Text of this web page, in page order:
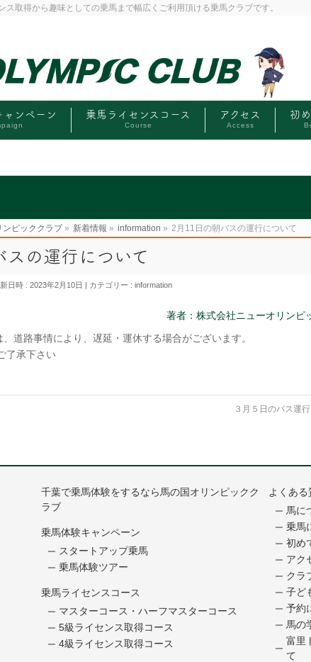
ス取得から趣味としての乗馬まで幅広くご利用頂ける乗馬クラブです。
ャンペーン 乗馬ライセンスコース
Course
アクセス
Access
初
ンピッククラブ » 新着情報 » information » 2月11日の朝バスの運行について
の運行について
日時 : 2023年2月10日 カテゴリー : information
著者：株式会社ニューオリンピ
道路事情により、遅延・運休する場合がございます。
了承下さい
３月５日のバス運
千葉で乗馬体験をするなら馬の国オリンピックク
ラブ
乗馬体験キャンペーン
スタートアップ乗馬
乗馬体験ツアー
乗馬ライセンスコース
マスターコース・ハーフマスターコース
5級ライセンス取得コース
4級ライセンス取得コース
よくある
馬に
乗馬
初め
アク
クラ
子ど
予約
馬の
富里
て